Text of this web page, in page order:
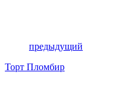
предыдущий
Торт Пломбир